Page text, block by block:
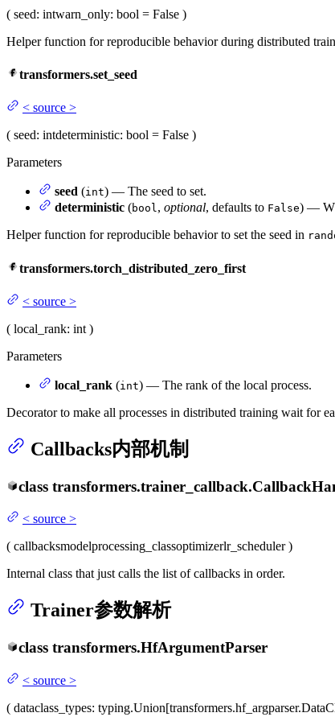
( seed: intwarn_only: bool = False )
Helper function for reproducible behavior during distributed
transformers.set_seed
< source >
( seed: intdeterministic: bool = False )
Parameters
seed (int) — The seed to set.
deterministic (bool, optional, defaults to False) —
Helper function for reproducible behavior to set the seed in
transformers.torch_distributed_zero_first
< source >
( local_rank: int )
Parameters
local_rank (int) — The rank of the local process.
Decorator to make all processes in distributed training wait for
Callbacks内部机制
class transformers.trainer_callback.
< source >
( callbacksmodelprocessing_classoptimizerlr_scheduler )
Internal class that just calls the list of callbacks in order.
Trainer参数解析
class transformers.HfArgumentParser
< source >
( dataclass_types: